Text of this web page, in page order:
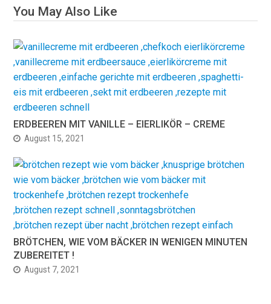
You May Also Like
ERDBEEREN MIT VANILLE – EIERLIKÖR – CREME
August 15, 2021
BRÖTCHEN, WIE VOM BÄCKER IN WENIGEN MINUTEN
ZUBEREITET !
August 7, 2021